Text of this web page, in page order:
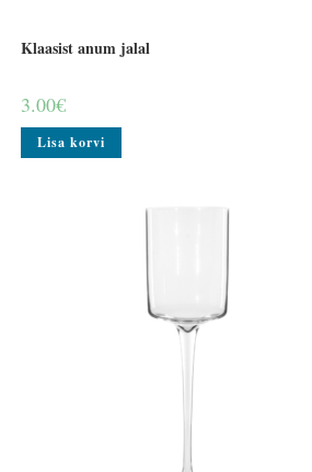
Klaasist anum jalal
3.00€
Lisa korvi